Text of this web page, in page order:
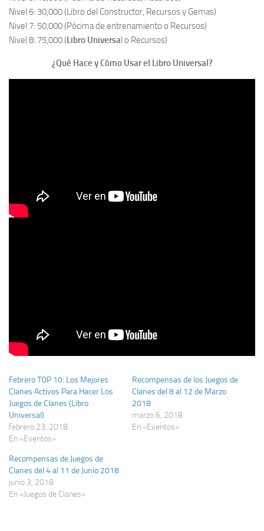
Nivel 6: 30,000 (Libro del Constructor, Recursos y Gemas)
Nivel 7: 50,000 (Pócima de entrenamiento o Recursos)
Nivel 8: 75,000 ( Libro Universa l o Recursos)
¿Qué Hace y Cómo Usar el Libro Universal?
Febrero TOP 10: Los Mejores
Clanes Activos Para Hacer Los
Juegos de Clanes (Libro
Universal)
febrero 23, 2018
En «Eventos»
Recompensas de los Juegos de
Clanes del 8 al 12 de Marzo
2018
marzo 6, 2018
En «Eventos»
Recompensas de Juegos de
Clanes del 4 al 11 de Junio 2018
junio 3, 2018
En «Juegos de Clanes»